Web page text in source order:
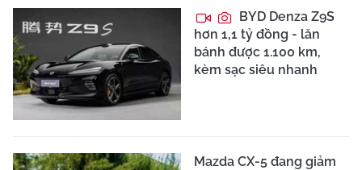
BYD Denza Z9S
hơn 1,1 tỷ đồng - lăn
bánh được 1.100 km,
kèm sạc siêu nhanh
Mazda CX-5 đang giảm